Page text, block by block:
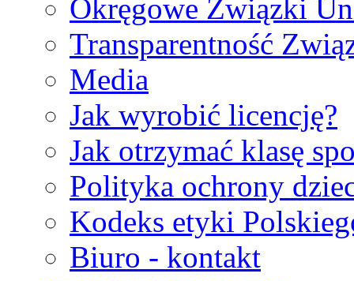
Okręgowe Związki
Transparentność
Media
Jak wyrobić licencję?
Jak otrzymać klasę
Polityka ochrony
Kodeks etyki
Biuro - kontakt